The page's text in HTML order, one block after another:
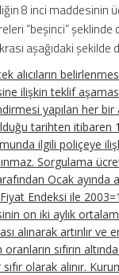
8 inci maddesinin
“beşinci” şeklinde
aşağıdaki şekilde
alıcıların
ilişkin teklif
yapılan her bir
tarihten itibaren
ilgili poliçeye
Sorgulama
Ocak ayında
Endeksi ile
on iki aylık
alınarak artırılır ve
oranların sıfırın
olarak alınır.